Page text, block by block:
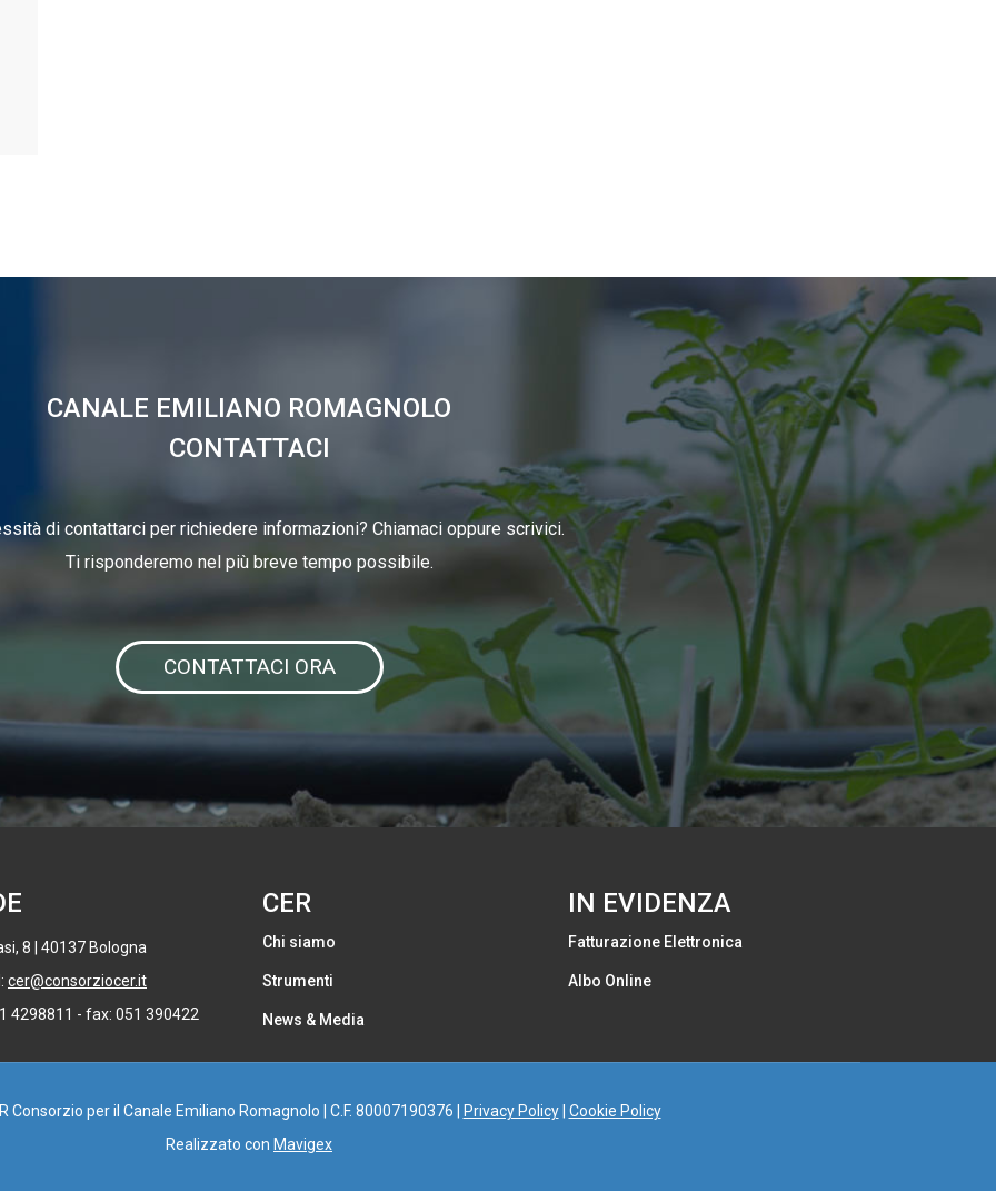
CANALE EMILIANO ROMAGNOLO
CONTATTACI
di contattarci per richiedere informazioni? Chiamaci oppure scrivici.
Ti risponderemo nel più breve tempo possibile.
CONTATTACI ORA
8 | 40137 Bologna
cer@consorziocer.it
4298811 - fax: 051 390422
CER
Chi siamo
Strumenti
News & Media
IN EVIDENZA
Fatturazione Elettronica
Albo Online
Consorzio per il Canale Emiliano Romagnolo | C.F. 80007190376 | Privacy Policy| Cookie Policy
Realizzato con Mavigex